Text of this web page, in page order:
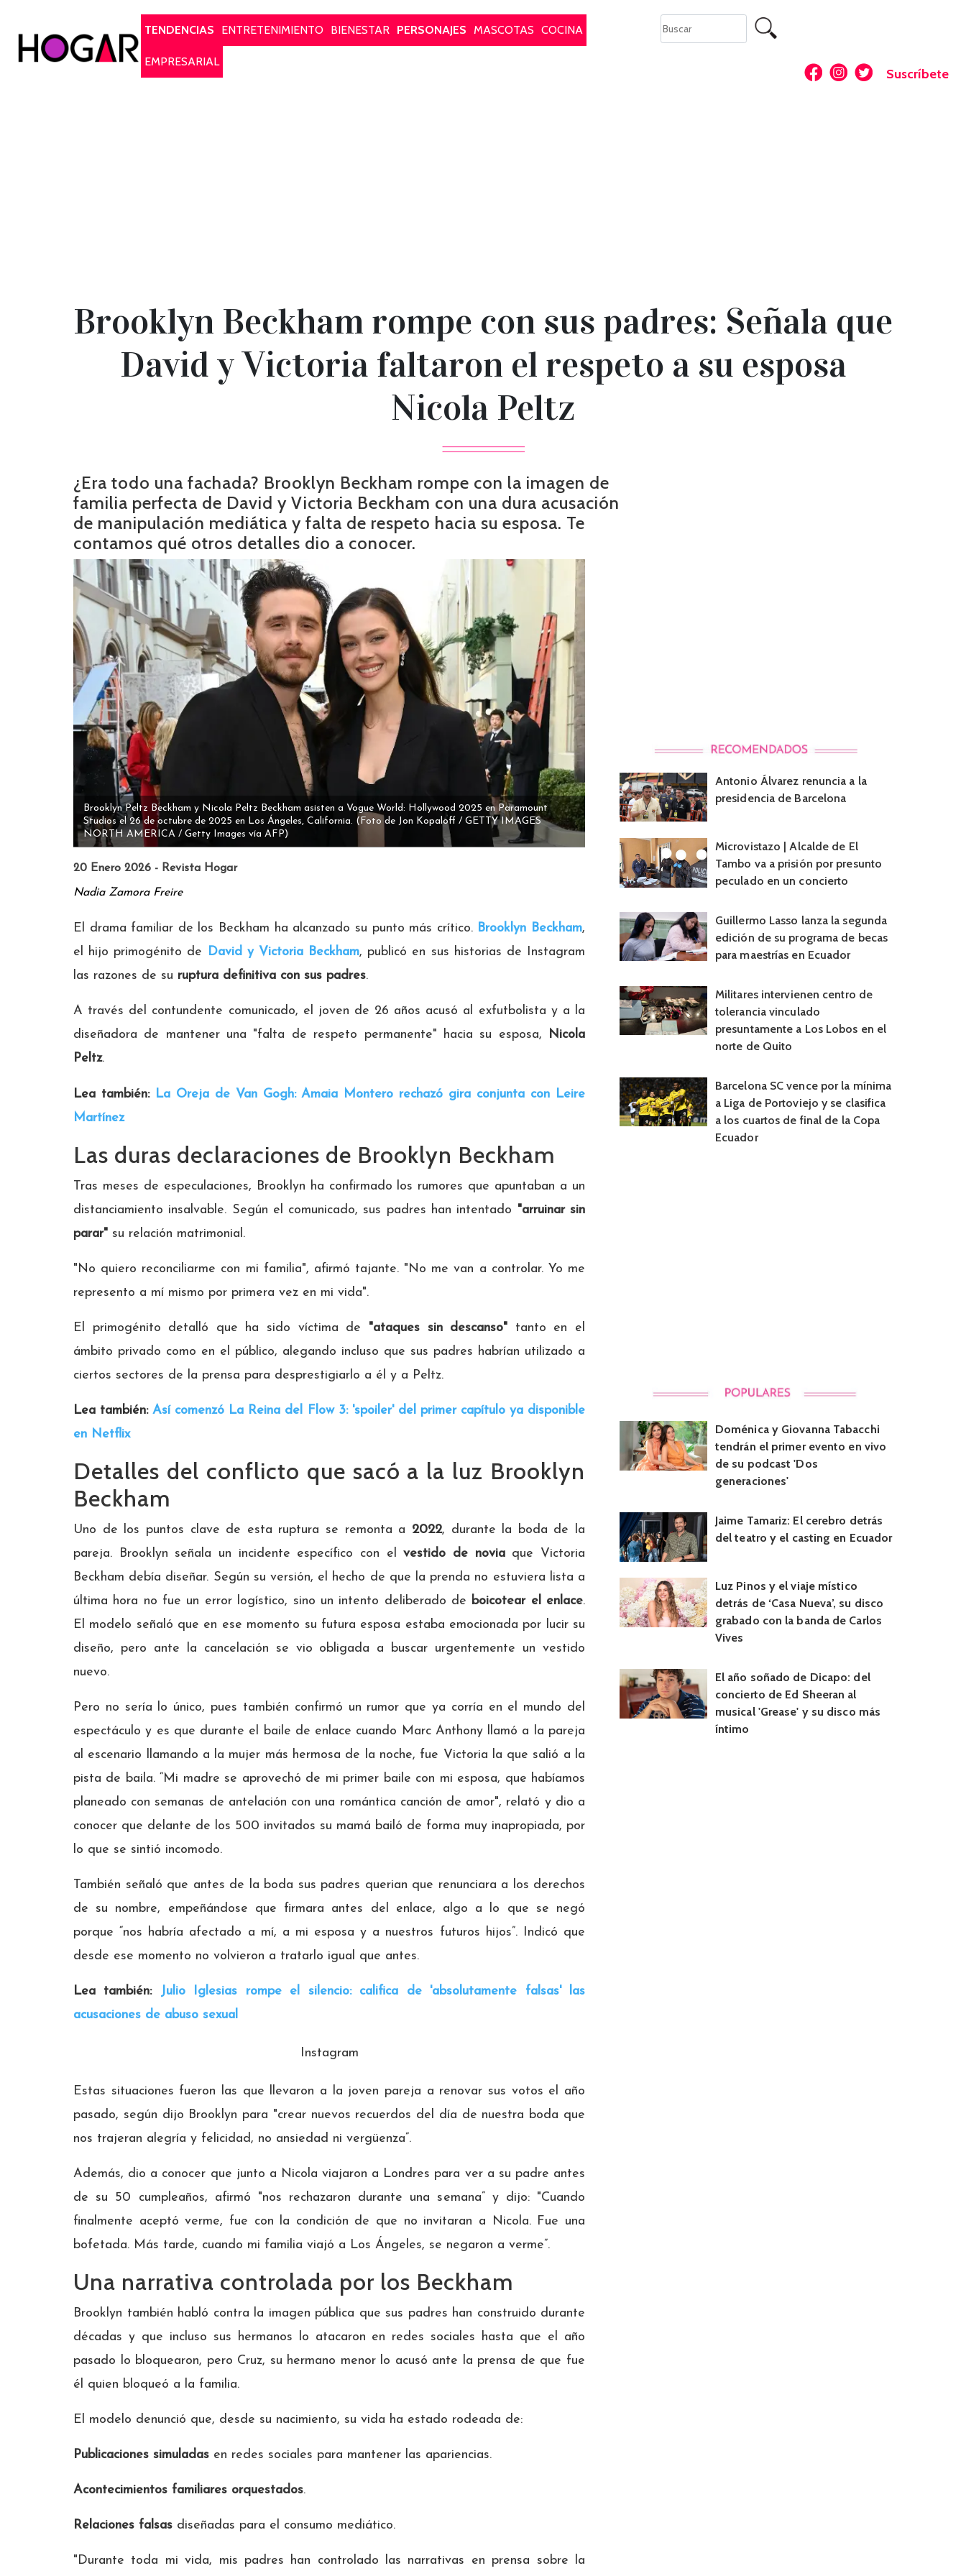
TENDENCIAS
ENTRETENIMIENTO BIENESTAR PERSONAJES MASCOTAS COCINA
EMPRESARIAL
Suscríbete
Brooklyn Beckham rompe con sus padres: Señala que
David y Victoria faltaron el respeto a su esposa
Nicola Peltz
¿Era todo una fachada? Brooklyn Beckham rompe con la imagen de
familia perfecta de David y Victoria Beckham con una dura acusación
de manipulación mediática y falta de respeto hacia su esposa. Te
contamos qué otros detalles dio a conocer.
Brooklyn Peltz Beckham y Nicola Peltz Beckham asisten a Vogue World: Hollywood 2025 en Paramount
Studios el 26 de octubre de 2025 en Los Ángeles, California. (Foto de Jon Kopaloff / GETTY IMAGES
NORTH AMERICA / Getty Images vía AFP)
20 Enero 2026 - Revista Hogar
Nadia Zamora Freire
El drama familiar de los Beckham ha alcanzado su punto más crítico. Brooklyn Beckham,
el hijo primogénito de
David y Victoria Beckham, publicó en sus historias de Instagram
las razones de su ruptura definitiva con sus padres.
A través del contundente comunicado, el joven de 26 años acusó al exfutbolista y a la
diseñadora de mantener una "falta de respeto permanente" hacia su esposa,
Nicola
Peltz.
Lea también: La Oreja de Van Gogh: Amaia Montero rechazó gira conjunta con Leire
Martínez
Las duras declaraciones de Brooklyn Beckham
Tras meses de especulaciones, Brooklyn ha confirmado los rumores que apuntaban a un
distanciamiento insalvable. Según el comunicado, sus padres han intentado "arruinar sin
parar" su relación matrimonial.
"No quiero reconciliarme con mi familia", afirmó tajante. "No me van a controlar. Yo me
represento a mí mismo por primera vez en mi vida".
El primogénito detalló que ha sido víctima de "ataques sin descanso" tanto en el
ámbito privado como en el público, alegando incluso que sus padres habrían utilizado a
ciertos sectores de la prensa para desprestigiarlo a él y a Peltz.
Lea también: Así comenzó La Reina del Flow 3: 'spoiler' del primer capítulo ya disponible
en Netflix
Detalles del conflicto que sacó a la luz Brooklyn
Beckham
Uno de los puntos clave de esta ruptura se remonta a 2022, durante la boda de la
pareja. Brooklyn señala un incidente específico con elvestido de noviaque Victoria
Beckham debía diseñar. Según su versión, el hecho de que la prenda no estuviera lista a
última hora no fue un error logístico, sino un intento deliberado de boicotear el enlace.
El modelo señaló que en ese momento su futura esposa estaba emocionada por lucir su
diseño, pero ante la cancelación se vio obligada a buscar urgentemente un vestido
nuevo.
Pero no sería lo único, pues también confirmó un rumor que ya corría en el mundo del
espectáculo y es que durante el baile de enlace cuando Marc Anthony llamó a la pareja
al escenario llamando a la mujer más hermosa de la noche, fue Victoria la que salió a la
pista de baila. “Mi madre se aprovechó de mi primer baile con mi esposa, que habíamos
planeado con semanas de antelación con una romántica canción de amor", relató y dio a
conocer que delante de los 500 invitados su mamá bailó de forma muy inapropiada, por
lo que se sintió incomodo.
También señaló que antes de la boda sus padres querian que renunciara a los derechos
de su nombre, empeñándose que firmara antes del enlace, algo a lo que se negó
porque “nos habría afectado a mí, a mi esposa y a nuestros futuros hijos”. Indicó que
desde ese momento no volvieron a tratarlo igual que antes.
Lea también:
Julio Iglesias rompe el silencio: califica de 'absolutamente falsas' las
acusaciones de abuso sexual
Instagram
Estas situaciones fueron las que llevaron a la joven pareja a renovar sus votos el año
pasado, según dijo Brooklyn para "crear nuevos recuerdos del día de nuestra boda que
nos trajeran alegría y felicidad, no ansiedad ni vergüenza”.
Además, dio a conocer que junto a Nicola viajaron a Londres para ver a su padre antes
de su 50 cumpleaños, afirmó "nos rechazaron durante una semana” y dijo: "Cuando
finalmente aceptó verme, fue con la condición de que no invitaran a Nicola. Fue una
bofetada. Más tarde, cuando mi familia viajó a Los Ángeles, se negaron a verme”.
Una narrativa controlada por los Beckham
Brooklyn también habló contra la imagen pública que sus padres han construido durante
décadas y que incluso sus hermanos lo atacaron en redes sociales hasta que el año
pasado lo bloquearon, pero Cruz, su hermano menor lo acusó ante la prensa de que fue
él quien bloqueó a la familia.
El modelo denunció que, desde su nacimiento, su vida ha estado rodeada de:
Publicaciones simuladas en redes sociales para mantener las apariencias.
Acontecimientos familiares orquestados.
Relaciones falsas diseñadas para el consumo mediático.
"Durante toda mi vida, mis padres han controlado las narrativas en prensa sobre la
Antonio Álvarez renuncia a la
presidencia de Barcelona
Microvistazo | Alcalde de El
Tambo va a prisión por presunto
peculado en un concierto
Guillermo Lasso lanza la segunda
edición de su programa de becas
para maestrías en Ecuador
Militares intervienen centro de
tolerancia vinculado
presuntamente a Los Lobos en el
norte de Quito
Barcelona SC vence por la mínima
a Liga de Portoviejo y se clasifica
a los cuartos de final de la Copa
Ecuador
Doménica y Giovanna Tabacchi
tendrán el primer evento en vivo
de su podcast 'Dos
generaciones'
Jaime Tamariz: El cerebro detrás
del teatro y el casting en Ecuador
Luz Pinos y el viaje místico
detrás de ‘Casa Nueva’, su disco
grabado con la banda de Carlos
Vives
El año soñado de Dicapo: del
concierto de Ed Sheeran al
musical 'Grease' y su disco más
íntimo